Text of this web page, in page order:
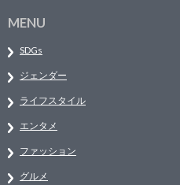
MENU
SDGs
ジェンダー
ライフスタイル
エンタメ
ファッション
グルメ